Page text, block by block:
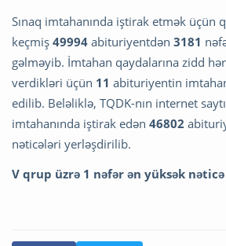
Sınaq imtahanında iştirak etmək üçün
keçmiş 49994 abituriyentdən 3181
gəlməyib. İmtahan qaydalarına zidd
verdikləri üçün 11 abituriyentin
edilib. Beləliklə, TQDK-nın internet
imtahanında iştirak edən 46802
nəticələri yerləşdirilib.
V qrup üzrə 1 nəfər ən yüksək